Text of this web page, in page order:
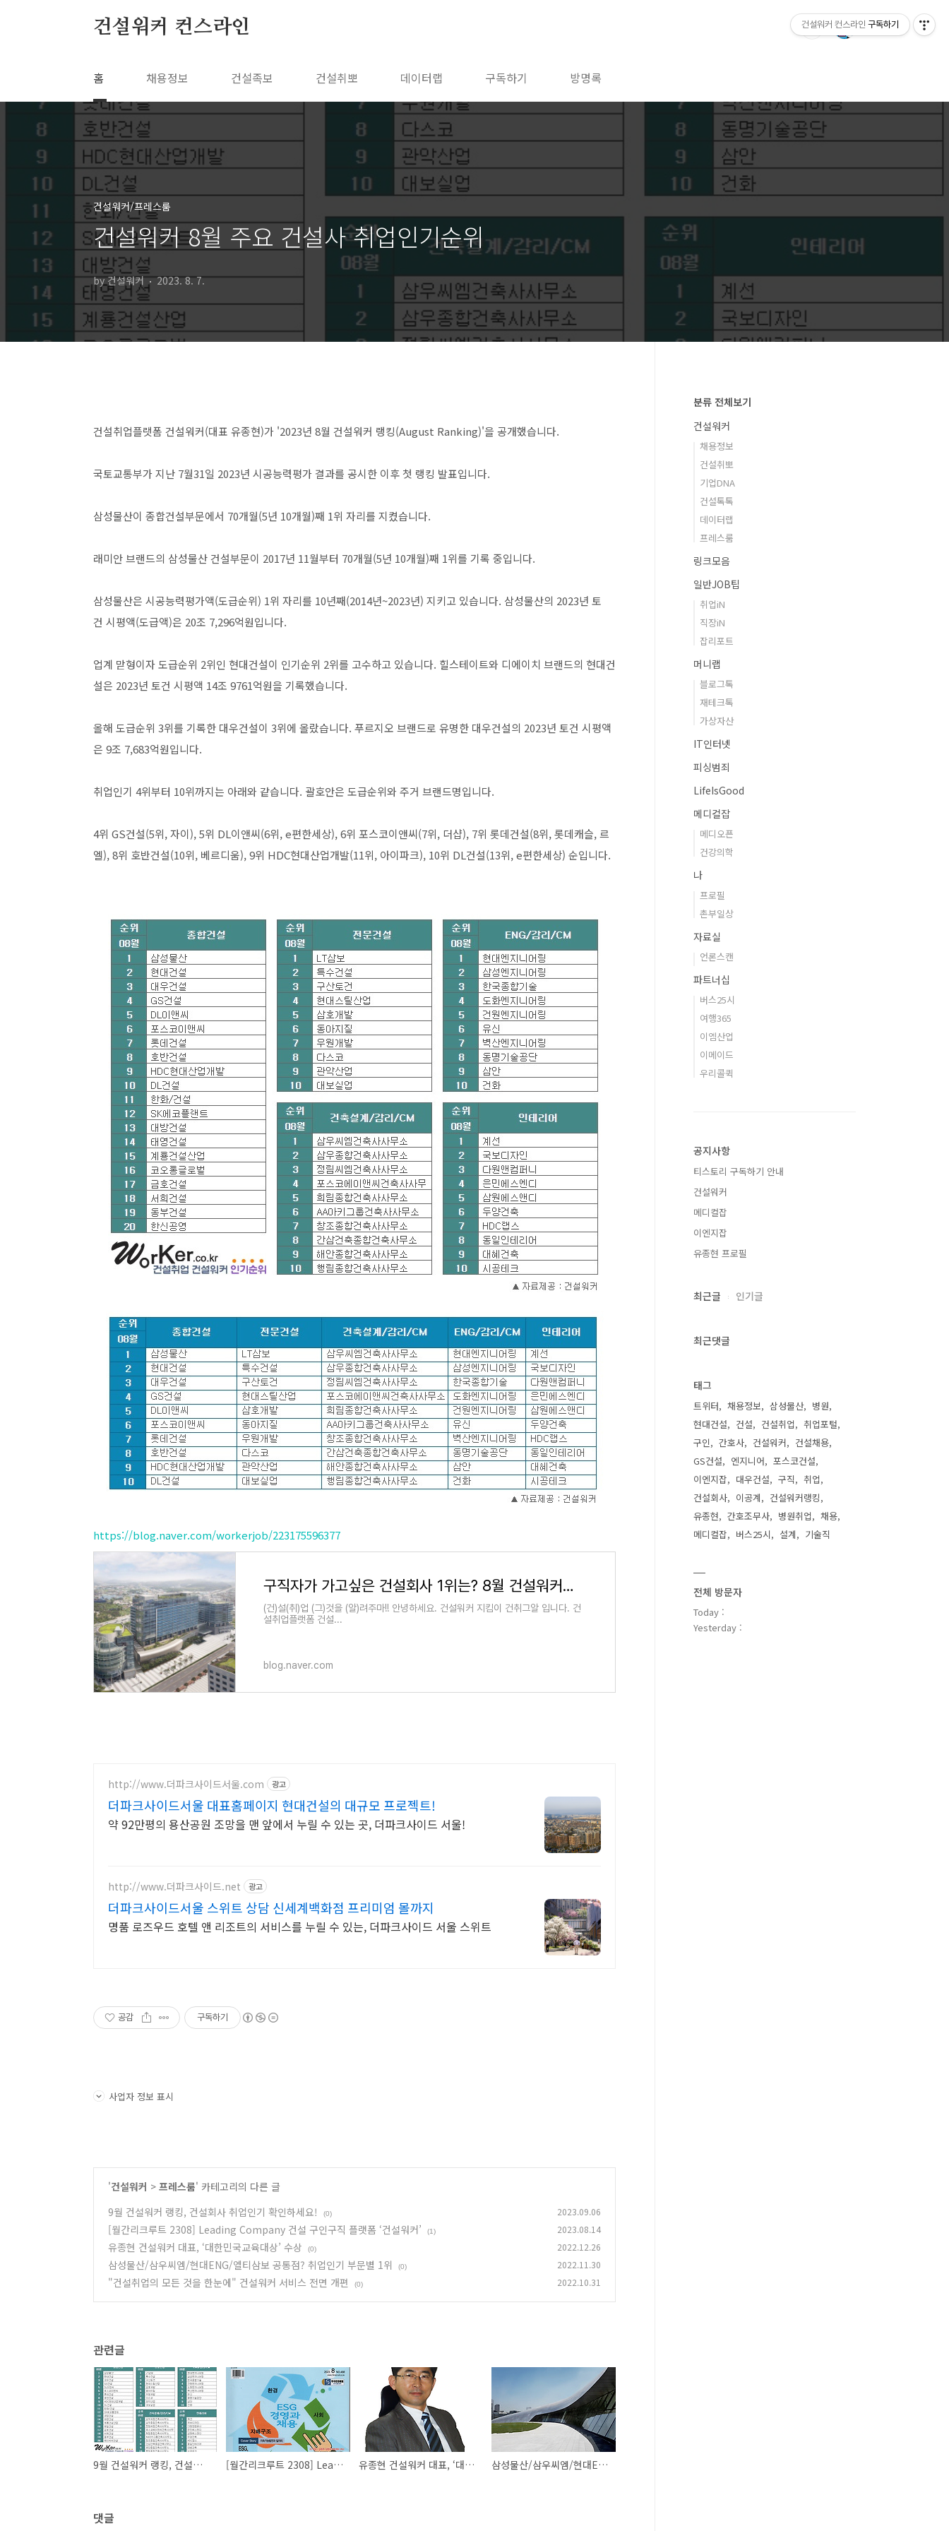
건설워커 컨스라인
홈 채용정보 건설족보 건설취뽀 데이터랩 구독하기 방명록
건설워커/프레스룸
건설워커 8월 주요 건설사 취업인기순위
by 건설워커 2023. 8. 7.
​건설취업플랫폼 건설워커(대표 유종현)가 '2023년 8월 건설워커 랭킹(August Ranking)'을 공개했습니다.
국토교통부가 지난 7월31일 2023년 시공능력평가 결과를 공시한 이후 첫 랭킹 발표입니다.
​​삼성물산이 종합건설부문에서 70개월(5년 10개월)째 1위 자리를 지켰습니다.
​래미안 브랜드의 삼성물산 건설부문이 2017년 11월부터 70개월(5년 10개월)째 1위를 기록 중입니다.
​​삼성물산은 시공능력평가액(도급순위) 1위 자리를 10년째(2014년~2023년) 지키고 있습니다. 삼성물산의 2023년 토
건 시평액(도급액)은 20조 7,296억원입니다.
업계 맏형이자 도급순위 2위인 현대건설이 인기순위 2위를 고수하고 있습니다. 힐스테이트와 디에이치 브랜드의 현대건
설은 2023년 토건 시평액 14조 9761억원을 기록했습니다.
올해 도급순위 3위를 기록한 대우건설이 3위에 올랐습니다. 푸르지오 브랜드로 유명한 대우건설의 2023년 토건 시평액
은 9조 7,683억원입니다.
​​취업인기 4위부터 10위까지는 아래와 같습니다. 괄호안은 도급순위와 주거 브랜드명입니다.
4위 GS건설(5위, 자이), 5위 DL이앤씨(6위, e편한세상), 6위 포스코이앤씨(7위, 더샵), 7위 롯데건설(8위, 롯데캐슬, 르
엘), 8위 호반건설(10위, 베르디움), 9위 HDC현대산업개발(11위, 아이파크), 10위 DL건설(13위, e편한세상) 순입니다.
https://blog.naver.com/workerjob/223175596377
구직자가 가고싶은 건설회사 1위는? 8월 건설워커랭킹
(건)설(취)업 (그)것을 (알)려주마!! 안녕하세요. 건설워커 지킴이 건취그알 입니다. 건
설취업플랫폼 건설...
blog.naver.com
http://www.더파크사이드서울.com 광고
더파크사이드서울 대표홈페이지 현대건설의 대규모 프로젝트!
약 92만평의 용산공원 조망을 맨 앞에서 누릴 수 있는 곳, 더파크사이드 서울!
http://www.더파크사이드.net 광고
더파크사이드서울 스위트 상담 신세계백화점 프리미엄 몰까지
명품 로즈우드 호텔 앤 리조트의 서비스를 누릴 수 있는, 더파크사이드 서울 스위트
공감 구독하기
사업자 정보 표시
'건설워커 > 프레스룸' 카테고리의 다른 글
9월 건설워커 랭킹, 건설회사 취업인기 확인하세요!
(0) 2023.09.06
[월간리크루트 2308] Leading Company 건설 구인구직 플랫폼 ‘건설워커’ (1) 2023.08.14
유종현 건설워커 대표, ‘대한민국교육대상’ 수상 (0) 2022.12.26
삼성물산/삼우씨엠/현대ENG/엘티삼보 공통점? 취업인기 부문별 1위 (0) 2022.11.30
"건설취업의 모든 것을 한눈에" 건설워커 서비스 전면 개편 (0) 2022.10.31
관련글
9월 건설워커 랭킹, 건설회사 취업인기 확인하세요! [월간리크루트 2308] Leading Company 건설 구인구직 플랫폼 ‘건설워커’ 유종현 건설워커 대표, ‘대한민국교육대상’ 수상 삼성물산/삼우씨엠/현대ENG/엘티삼보 공통점? 취업인기 부문별 1위
댓글
분류 전체보기
건설워커
채용정보
건설취뽀
기업DNA
건설톡톡
데이터랩
프레스룸
링크모음
일반JOB팁
취업iN
직장iN
잡리포트
머니랩
블로그톡
재테크톡
가상자산
IT인터넷
피싱범죄
LifeIsGood
메디컬잡
메디오픈
건강의학
나
프로필
촌부일상
자료실
언론스캔
파트너십
버스25시
여행365
이엠산업
이메이드
우리콜퀵
공지사항
티스토리 구독하기 안내
건설워커
메디컬잡
이엔지잡
유종현 프로필
최근글 인기글
최근댓글
태그
트위터 채용정보 삼성물산
병원
현대건설
건설 건설취업
취업포털
구인
간호사 건설워커
건설채용
GS건설
엔지니어
포스코건설
이엔지잡
대우건설 구직
취업
건설회사
이공계
건설워커랭킹
유종현
간호조무사 병원취업
채용
메디컬잡
버스25시 설계 기술직
전체 방문자
Today :
Yesterday :
건설워커 컨스라인 구독하기